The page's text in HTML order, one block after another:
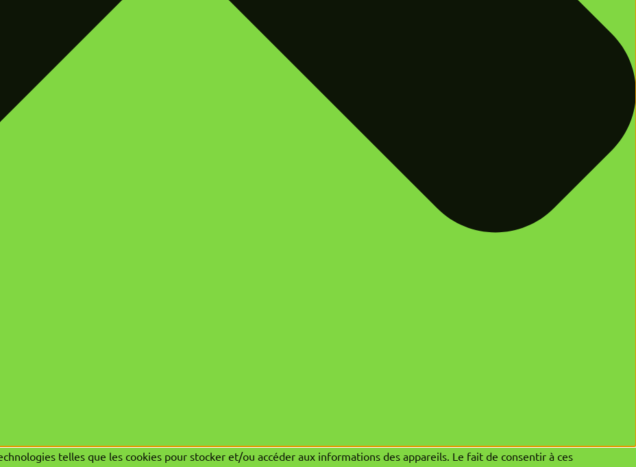
telles que les cookies pour stocker et/ou accéder aux informations des appareils. Le fait de consentir à ces